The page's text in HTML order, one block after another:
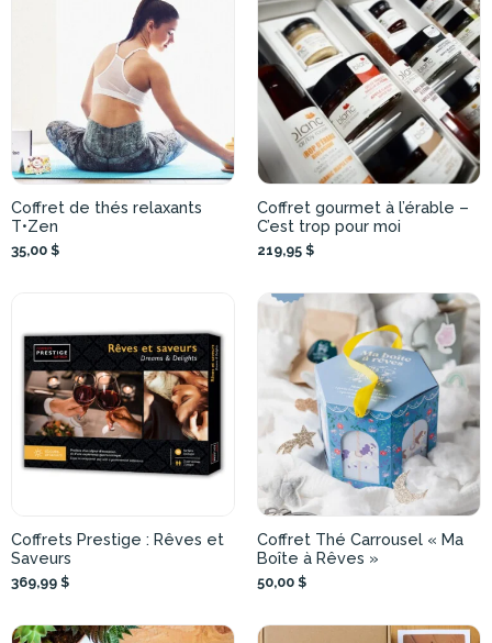
Coffret de thés relaxants
T•Zen
35,00 $
Coffret gourmet à l’érable –
C’est trop pour moi
219,95 $
Coffrets Prestige : Rêves et
Saveurs
369,99 $
Coffret Thé Carrousel « Ma
Boîte à Rêves »
50,00 $